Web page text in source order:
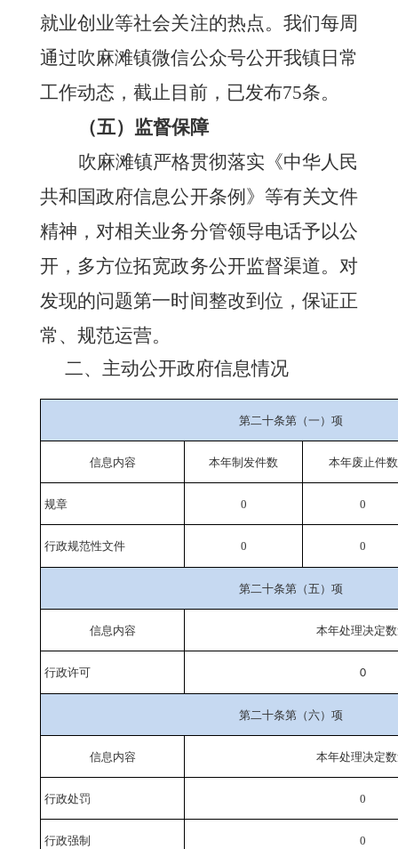
就业创业等社会关注的热点。 我们每周
通过吹麻滩镇微信公众号公开我镇日常
工作动态，截止目前，已发布75条。
（五） 监督保障
吹麻滩镇严格贯彻落实《中华人民
共和国政府信息公开条例》等有关文件
精神， 对相关业务分管领导电话予以公
开， 多方位拓宽政务公开监督渠道。对
发现的问题第一时间整改到位，保证正
常、规范运营。
二、主动公开政府信息情况
第二十条第（一）项
信息内容 本年制发件数 本年废止件数
规章 0 0
行政规范性文件 0 0
第二十条第（五）项
信息内容 本年处理决定
行政许可 0
第二十条第（六）项
信息内容 本年处理决定
行政处罚 0
行政强制 0